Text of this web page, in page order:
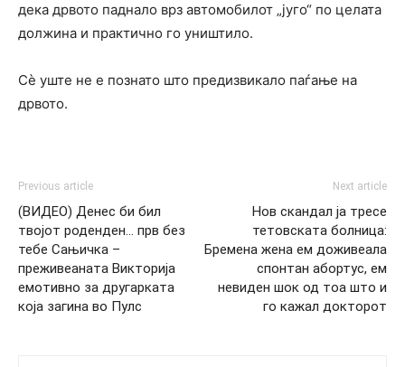
дека дрвото паднало врз автомобилот „југо“ по целата
должина и практично го уништило.
Сè уште не е познато што предизвикало паѓање на
дрвото.
Previous article
(ВИДЕО) Денес би бил
твојот роденден… прв без
тебе Сањичка –
преживеаната Викторија
емотивно за другарката
која загина во Пулс
Next article
Нов скандал ја тресе
тетовската болница:
Бремена жена ем доживеала
спонтан абортус, ем
невиден шок од тоа што и
го кажал докторот